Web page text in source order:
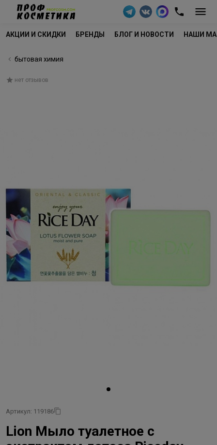
АКЦИИ И СКИДКИ БРЕНДЫ БЛОГ И НОВОСТИ НАШИ
бытовая химия
нет отзывов
Артикул: 119186
Lion Мыло туалетное с